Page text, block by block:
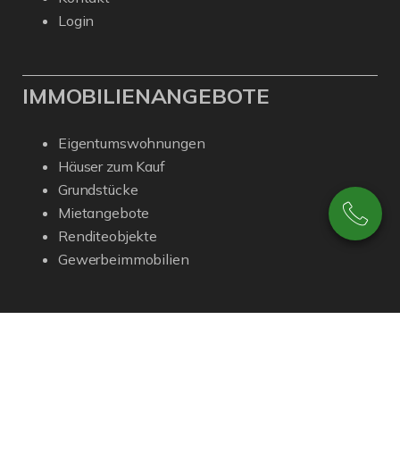
Login
IMMOBILIENANGEBOTE
Eigentumswohnungen
Häuser zum Kauf
Grundstücke
Mietangebote
Renditeobjekte
Gewerbeimmobilien